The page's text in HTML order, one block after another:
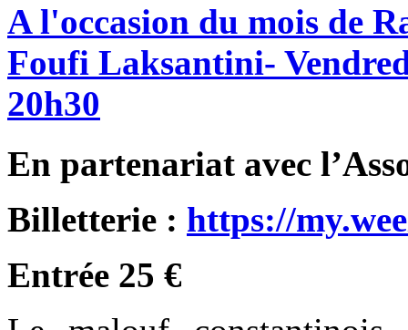
A l'occasion du mois de
Foufi Laksantini-
20h30
En partenariat avec
Billetterie : https://
Entrée 25 €